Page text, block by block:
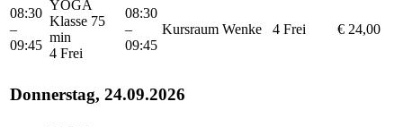
08:30
–
09:45
YOGA
Klasse 75
min
4 Frei
08:30
–
09:45
Kursraum Wenke 4 Frei € 24,00
Donnerstag, 24.09.2026